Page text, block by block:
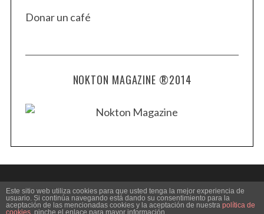
Donar un café
NOKTON MAGAZINE ®2014
BACK TO TOP
Este sitio web utiliza cookies para que usted tenga la mejor experiencia de
usuario. Si continúa navegando está dando su consentimiento para la
aceptación de las mencionadas cookies y la aceptación de nuestra política de
cookies , pinche el enlace para mayor información.